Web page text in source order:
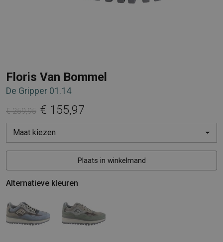
Floris Van Bommel
De Gripper 01.14
€ 259,95 € 155,97
Maat kiezen
Plaats in winkelmand
Alternatieve kleuren